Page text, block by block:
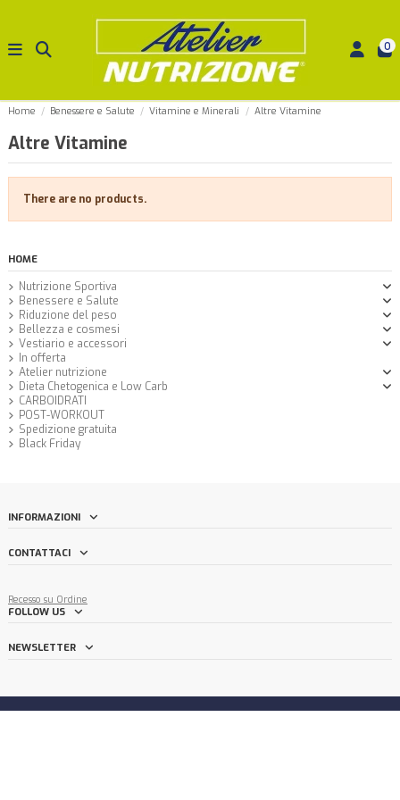
0
Home Benessere e Salute Vitamine e Minerali Altre Vitamine
Altre Vitamine
There are no products.
HOME
Nutrizione Sportiva
Benessere e Salute
Riduzione del peso
Bellezza e cosmesi
Vestiario e accessori
In offerta
Atelier nutrizione
Dieta Chetogenica e Low Carb
CARBOIDRATI
POST-WORKOUT
Spedizione gratuita
Black Friday
INFORMAZIONI
CONTATTACI
Recesso su Ordine
FOLLOW US
NEWSLETTER